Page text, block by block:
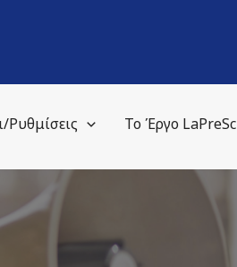
Ρυθμίσεις
Το Έργο LaPreSc